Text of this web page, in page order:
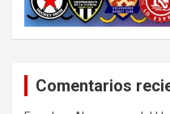
Comentarios